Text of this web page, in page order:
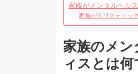
家族がメンタルヘル
家族がホリスティッ
家族のメ
ィスとは何